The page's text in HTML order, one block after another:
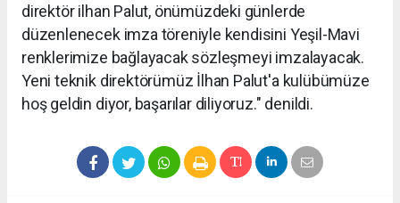
direktör ilhan Palut, önümüzdeki günlerde
düzenlenecek imza töreniyle kendisini Yeşil-Mavi
renklerimize bağlayacak sözleşmeyi imzalayacak.
Yeni teknik direktörümüz İlhan Palut'a kulübümüze
hoş geldin diyor, başarılar diliyoruz." denildi.